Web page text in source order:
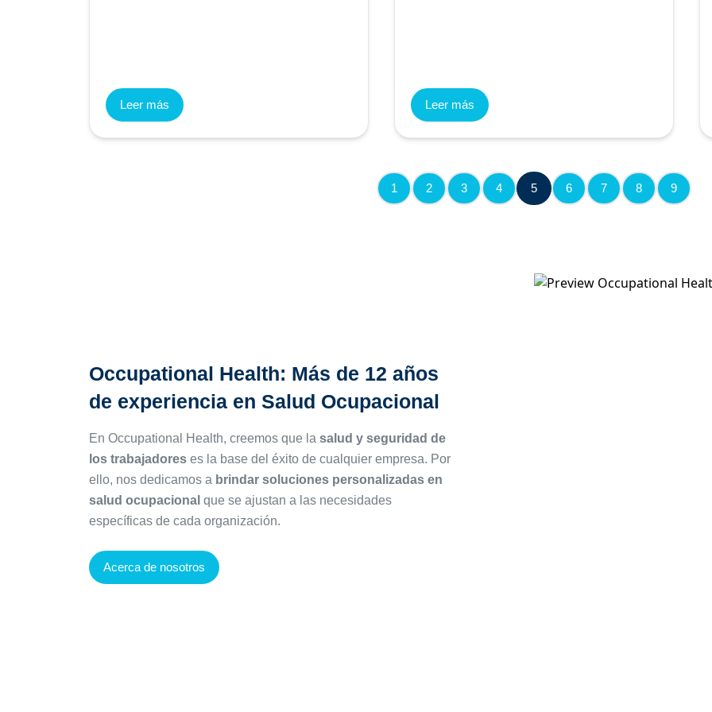
Leer más Leer más
1 2 3 4 5 6 7 8 9
Occupational Health: Más de 12 años
de experiencia en Salud Ocupacional
En Occupational Health, creemos que la salud y seguridad de
los trabajadores es la base del éxito de cualquier empresa. Por
ello, nos dedicamos a brindar soluciones personalizadas en
salud ocupacional que se ajustan a las necesidades
específicas de cada organización.
Acerca de nosotros